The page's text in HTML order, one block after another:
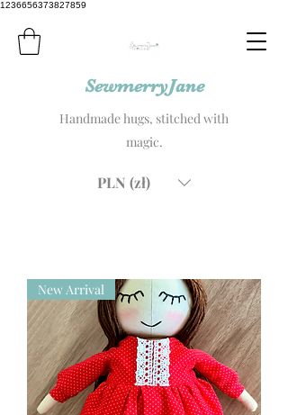
1236656373827859
SewmerryJane
Handmade hugs, stitched with
magic.
PLN (zł)
New Arrival